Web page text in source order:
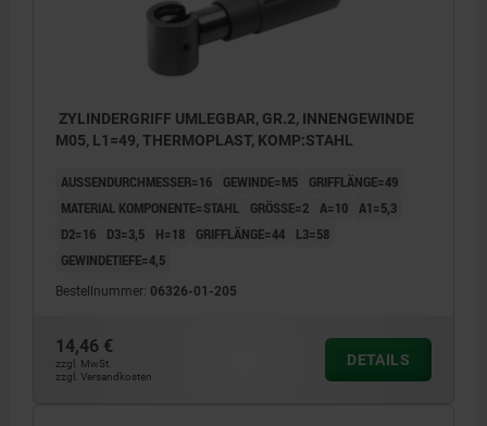
ZYLINDERGRIFF UMLEGBAR, GR.2, INNENGEWINDE
M05, L1=49, THERMOPLAST, KOMP:STAHL
AUSSENDURCHMESSER=16 GEWINDE=M5
GRIFFLÄNGE=49
MATERIAL KOMPONENTE=STAHL
GRÖSSE=2 A=10 A1=5,3
D2=16
D3=3,5 H=18 GRIFFLÄNGE=44
L3=58
GEWINDETIEFE=4,5
Bestellnummer: 06326-01-205
14,46 €
zzgl. MwSt.
zzgl. Versandkosten
DETAILS